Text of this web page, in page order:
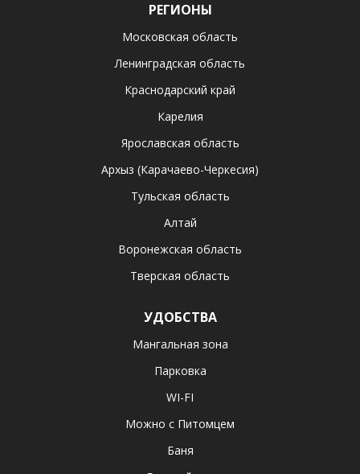
РЕГИОНЫ
Московская область
Ленинградская область
Краснодарский край
Карелия
Ярославская область
Архыз (Карачаево-Черкесия)
Тульская область
Алтай
Воронежская область
Тверская область
УДОБСТВА
Мангальная зона
Парковка
WI-FI
Можно с Питомцем
Баня